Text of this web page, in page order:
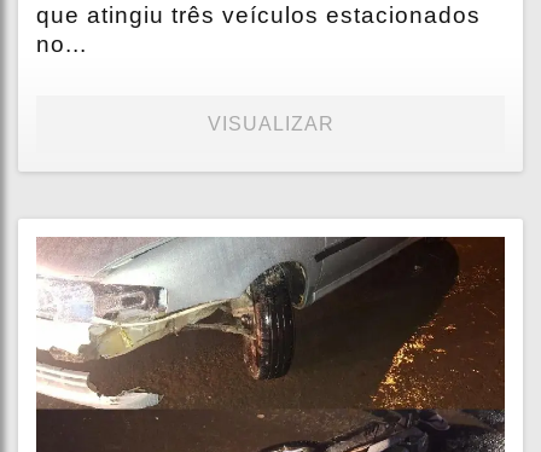
que atingiu três veículos estacionados
no...
VISUALIZAR